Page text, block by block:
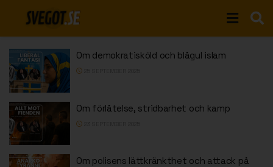
Om demokratisköld och blågul islam
Om förlåtelse, stridbarhet och kamp
Om polisens lättkränkthet och attack på